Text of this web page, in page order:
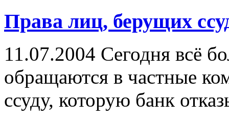
Права лиц, берущих
11.07.2004 Сегодня всё
обращаются в частные
ссуду, которую банк